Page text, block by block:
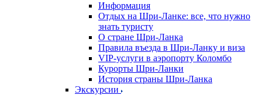
Информация
Отдых на Шри-Ланке: все, что нужно
знать туристу
О стране Шри-Ланка
Правила въезда в Шри-Ланку и виза
VIP-услуги в аэропорту Коломбо
Курорты Шри-Ланки
История страны Шри-Ланка
Экскурсии